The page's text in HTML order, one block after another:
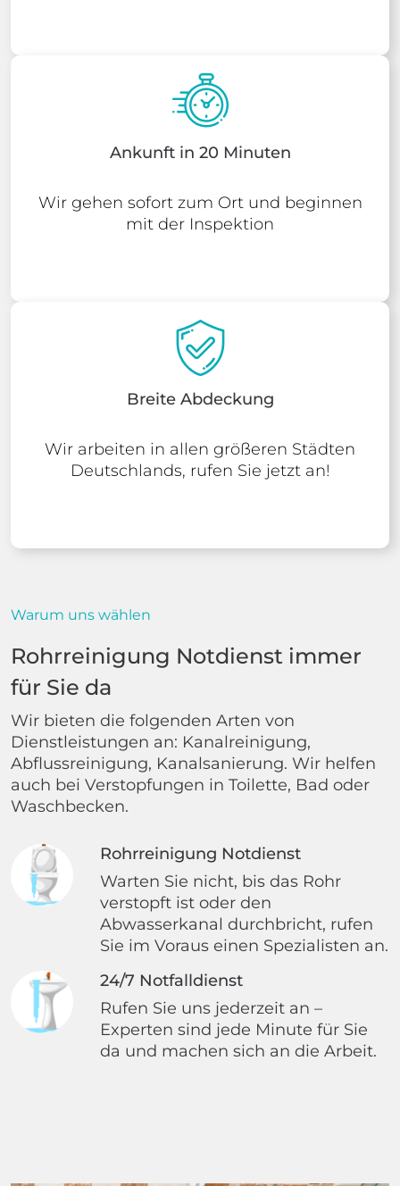
Ankunft in 20 Minuten
Wir gehen sofort zum Ort und beginnen
mit der Inspektion
Breite Abdeckung
Wir arbeiten in allen größeren Städten
Deutschlands, rufen Sie jetzt an!
Warum uns wählen
Rohrreinigung Notdienst immer
für Sie da
Wir bieten die folgenden Arten von
Dienstleistungen an: Kanalreinigung,
Abflussreinigung, Kanalsanierung. Wir helfen
auch bei Verstopfungen in Toilette, Bad oder
Waschbecken.
Rohrreinigung Notdienst
Warten Sie nicht, bis das Rohr
verstopft ist oder den
Abwasserkanal durchbricht, rufen
Sie im Voraus einen Spezialisten an.
24/7 Notfalldienst
Rufen Sie uns jederzeit an –
Experten sind jede Minute für Sie
da und machen sich an die Arbeit.